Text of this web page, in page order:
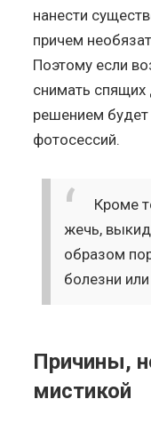
нанести
причем
Поэтому если
снимать
решением
фотосессий.
Кроме
жечь,
образом
болезни
Причины,
мистикой